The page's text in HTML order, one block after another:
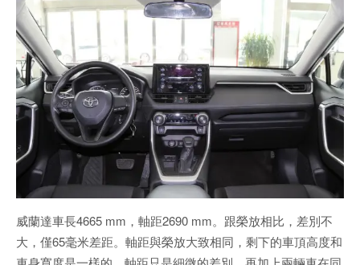
威蘭達車長4665 mm，軸距2690 mm。跟榮放相比，差別不
大，僅65毫米差距。軸距與榮放大致相同，剩下的車頂高度和